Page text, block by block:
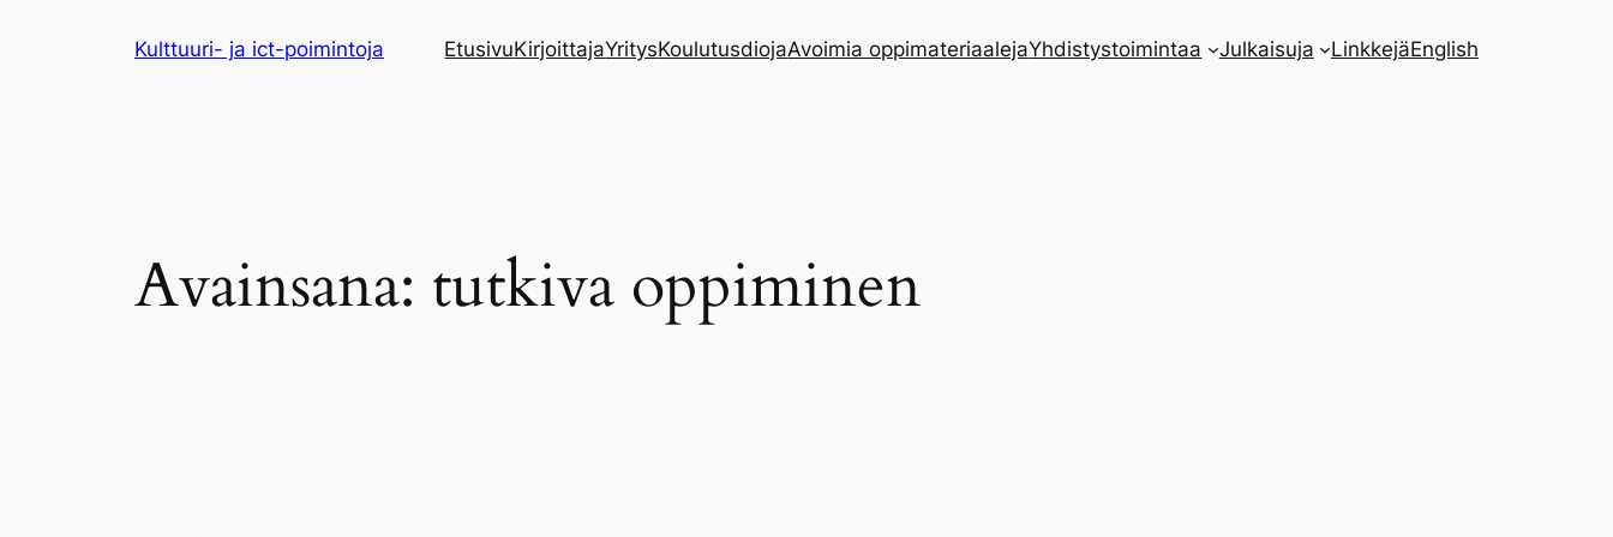
Kulttuuri- ja ict-poimintoja EtusivuKirjoittajaYritysKoulutusdiojaAvoimia oppimateriaalejaYhdistystoimintaa Julkaisuja LinkkejäEnglish
Avainsana: tutkiva oppiminen